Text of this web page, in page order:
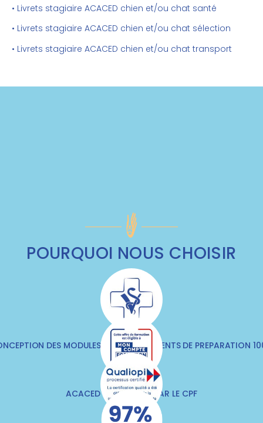
• Livrets stagiaire ACACED chien et/ou chat santé
• Livrets stagiaire ACACED chien et/ou chat sélection
• Livrets stagiaire ACACED chien et/ou chat transport
POURQUOI NOUS CHOISIR
DES MODULES & DES DOCUMENTS DE PREPARATION
VÉTÉRINAIRES
ACACED FINANÇABLE PAR LE CPF